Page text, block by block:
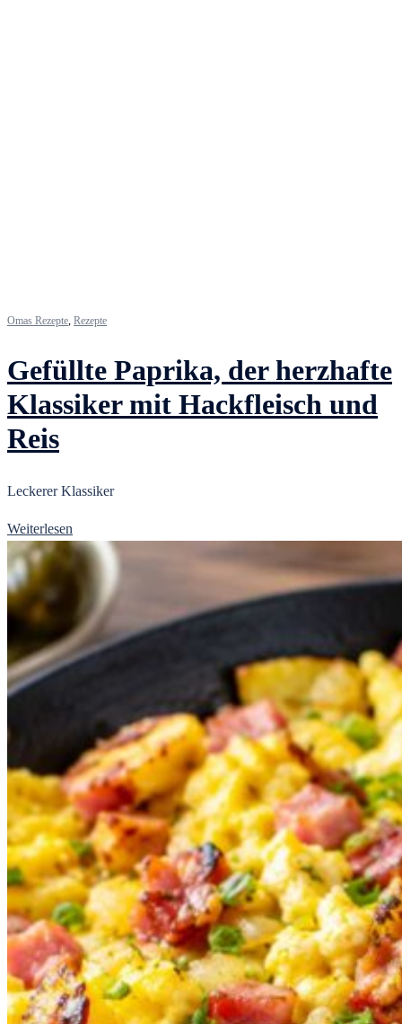
Omas Rezepte Rezepte
Gefüllte Paprika, der herzhafte
Klassiker mit Hackfleisch und
Reis
Leckerer Klassiker
Weiterlesen